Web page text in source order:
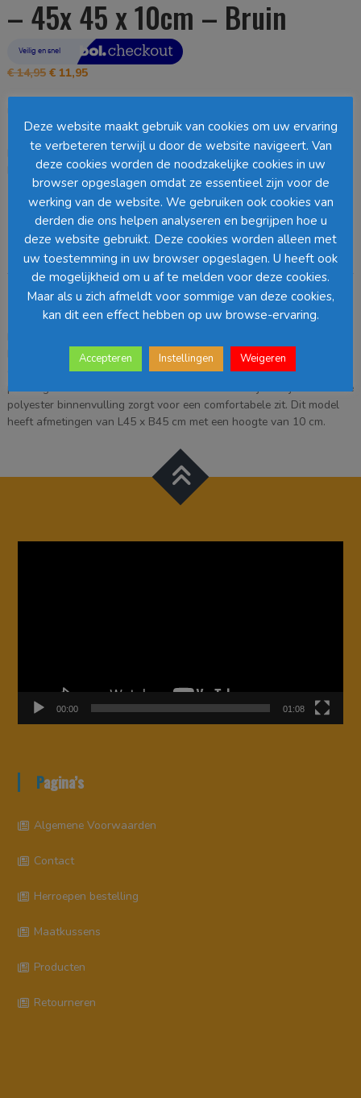
– 45x 45 x 10cm – Bruin
€14,95 Oorspronkelijke
€ 14,95.
€11,95Huidige
€ 11,95.
EAN:8720983133176 SKU:1177123 Categorie: Kussens 45 x 45 cm
Loading...
Barcode:
Beschrijving
Beschrijving
Het zachte tuinkussen is gemaakt van katoen en polyester en heeft
een vierkante vorm – ideaal! Dit kussen straalt elegantie uit met zijn
prachtige bruine kleur en is voorzien van een vrolijk hartjesmotief. De
polyester binnenvulling zorgt voor een comfortabele zit. Dit model
heeft afmetingen van L45 x B45 cm met een hoogte van 10 cm.
00:00 01:08
Pagina’s
Algemene Voorwaarden
Contact
Herroepen bestelling
Maatkussens
Producten
Retourneren
Deze website maakt gebruik van cookies om uw ervaring
te verbeteren terwijl u door de website navigeert. Van
deze cookies worden de noodzakelijke cookies in uw
browser opgeslagen omdat ze essentieel zijn voor de
werking van de website. We gebruiken ook cookies van
derden die ons helpen analyseren en begrijpen hoe u
deze website gebruikt. Deze cookies worden alleen met
uw toestemming in uw browser opgeslagen. U heeft ook
de mogelijkheid om u af te melden voor deze cookies.
Maar als u zich afmeldt voor sommige van deze cookies,
kan dit een effect hebben op uw browse-ervaring.
Accepteren Instellingen Weigeren